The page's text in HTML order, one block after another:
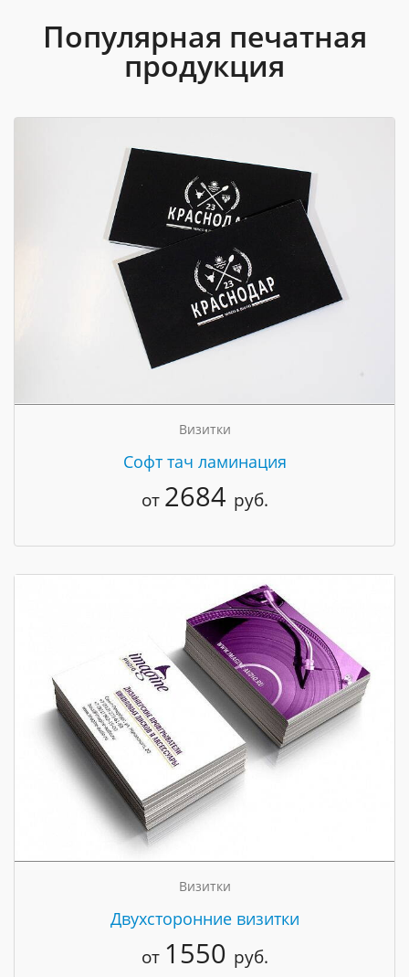
Популярная печатная
продукция
Визитки
Cофт тач ламинация
от 2684 руб.
Визитки
Двухсторонние визитки
от 1550 руб.